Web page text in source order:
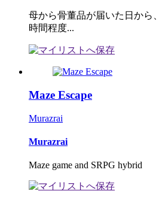
母から骨董品が届いた日から
時間程度...
Maze Escape
Murazrai
Murazrai
Maze game and SRPG hybrid